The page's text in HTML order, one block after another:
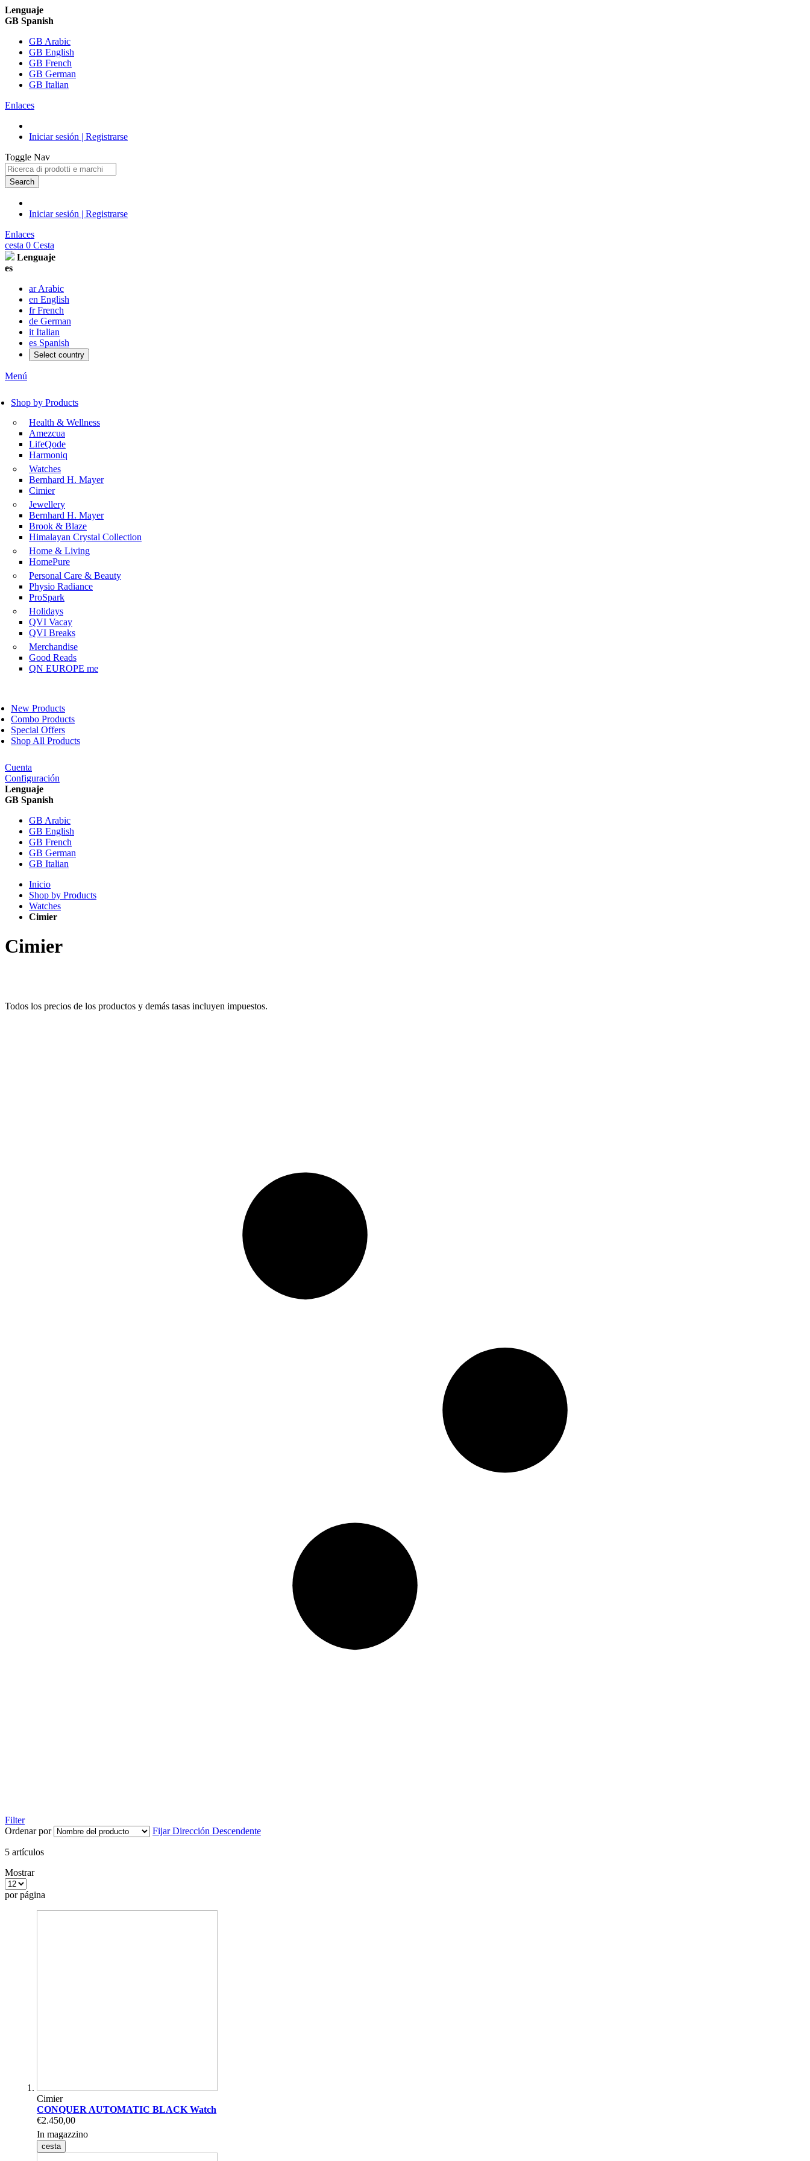
Lenguaje
GB Spanish
GB Arabic
GB English
GB French
GB German
GB Italian
Enlaces
Iniciar sesión | Registrarse
Toggle Nav
Search
Iniciar sesión | Registrarse
Enlaces
cesta 0 Cesta
Lenguaje
es
ar Arabic
en English
fr French
de German
it Italian
es Spanish
Select country
Menú
Shop by Products
Health & Wellness
Amezcua
LifeQode
Harmoniq
Watches
Bernhard H. Mayer
Cimier
Jewellery
Bernhard H. Mayer
Brook & Blaze
Himalayan Crystal Collection
Home & Living
HomePure
Personal Care & Beauty
Physio Radiance
ProSpark
Holidays
QVI Vacay
QVI Breaks
Merchandise
Good Reads
QN EUROPE me
New Products
Combo Products
Special Offers
Shop All Products
Cuenta
Configuración
Lenguaje
GB Spanish
GB Arabic
GB English
GB French
GB German
GB Italian
Inicio
Shop by Products
Watches
Cimier
Cimier
Todos los precios de los productos y demás tasas incluyen impuestos.
Filter
Ordenar por
Fijar Dirección Descendente
5 artículos
Mostrar
por página
Cimier
CONQUER AUTOMATIC BLACK Watch
€2.450,00
In magazzino
cesta